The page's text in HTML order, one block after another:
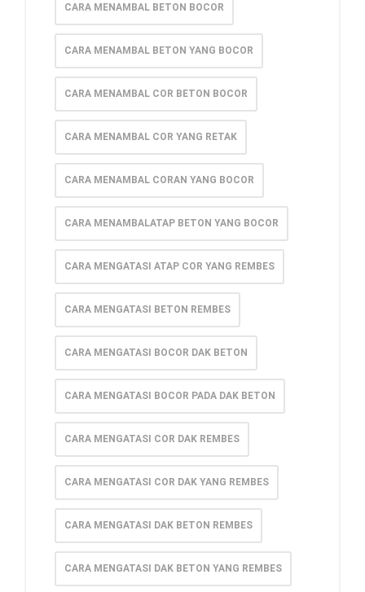
CARA MENAMBAL BETON BOCOR
CARA MENAMBAL BETON YANG BOCOR
CARA MENAMBAL COR BETON BOCOR
CARA MENAMBAL COR YANG RETAK
CARA MENAMBAL CORAN YANG BOCOR
CARA MENAMBALATAP BETON YANG BOCOR
CARA MENGATASI ATAP COR YANG REMBES
CARA MENGATASI BETON REMBES
CARA MENGATASI BOCOR DAK BETON
CARA MENGATASI BOCOR PADA DAK BETON
CARA MENGATASI COR DAK REMBES
CARA MENGATASI COR DAK YANG REMBES
CARA MENGATASI DAK BETON REMBES
CARA MENGATASI DAK BETON YANG REMBES